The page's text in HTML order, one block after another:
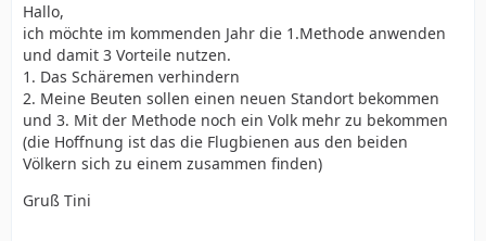
Hallo,
ich möchte im kommenden Jahr die 1.Methode anwenden
und damit 3 Vorteile nutzen.
1. Das Schäremen verhindern
2. Meine Beuten sollen einen neuen Standort bekommen
und 3. Mit der Methode noch ein Volk mehr zu bekommen
(die Hoffnung ist das die Flugbienen aus den beiden
Völkern sich zu einem zusammen finden)
Gruß Tini